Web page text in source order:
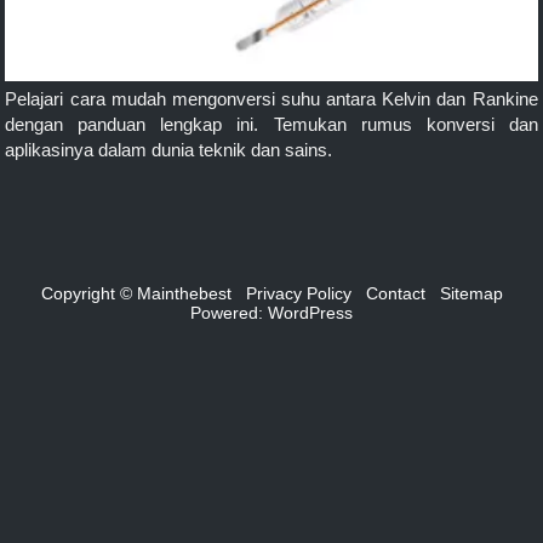
Pelajari cara mudah mengonversi suhu antara Kelvin dan Rankine
dengan panduan lengkap ini. Temukan rumus konversi dan
aplikasinya dalam dunia teknik dan sains.
Copyright © Mainthebest Privacy Policy Contact
Sitemap
Powered: WordPress